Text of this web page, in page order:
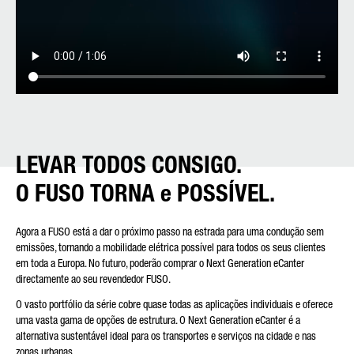
LEVAR TODOS CONSIGO.
O FUSO TORNA e POSSÍVEL.
Agora a FUSO está a dar o próximo passo na estrada para uma condução sem
emissões, tornando a mobilidade elétrica possível para todos os seus clientes
em toda a Europa. No futuro, poderão comprar o Next Generation eCanter
directamente ao seu revendedor FUSO.
O vasto portfólio da série cobre quase todas as aplicações individuais e oferece
uma vasta gama de opções de estrutura. O Next Generation eCanter é a
alternativa sustentável ideal para os transportes e serviços na cidade e nas